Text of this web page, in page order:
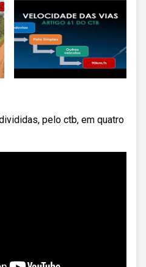
pelo ctb, em quatro